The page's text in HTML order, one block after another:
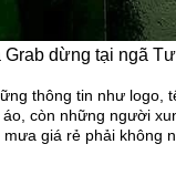
Grab dừng tại ngã Tư
thông tin như
còn những người
giá rẻ phải không